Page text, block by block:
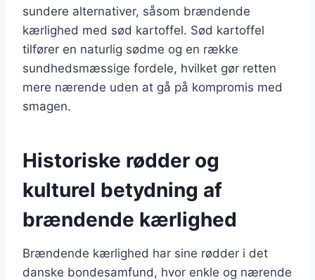
sundere alternativer, såsom brændende
kærlighed med sød kartoffel. Sød kartoffel
tilfører en naturlig sødme og en række
sundhedsmæssige fordele, hvilket gør retten
mere nærende uden at gå på kompromis med
smagen.
Historiske rødder og
kulturel betydning af
brændende kærlighed
Brændende kærlighed har sine rødder i det
danske bondesamfund, hvor enkle og nærende